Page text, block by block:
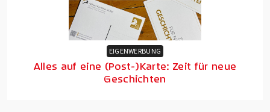
EIGENWERBUNG
Alles auf eine (Post-)Karte: Zeit für neue
Geschichten